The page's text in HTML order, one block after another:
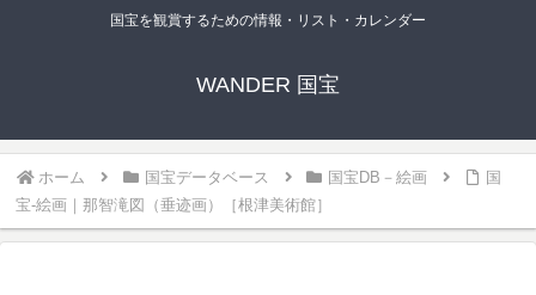
国宝を観賞するための情報・リスト・カレンダー
WANDER 国宝
ホーム 国宝データベース 国宝DB－絵画
国
宝-絵画｜那智滝図（垂迹画）［根津美術館］